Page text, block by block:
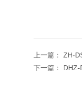
上一篇： ZH-
下一篇： DHZ-